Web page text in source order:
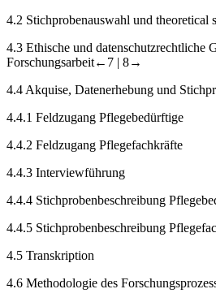
4.2 Stichprobenauswahl und theoretical
4.3 Ethische und datenschutzrechtliche
Forschungsarbeit←7 | 8→
4.4 Akquise, Datenerhebung und
4.4.1 Feldzugang Pflegebedürftige
4.4.2 Feldzugang Pflegefachkräfte
4.4.3 Interviewführung
4.4.4 Stichprobenbeschreibung
4.4.5 Stichprobenbeschreibung
4.5 Transkription
4.6 Methodologie des